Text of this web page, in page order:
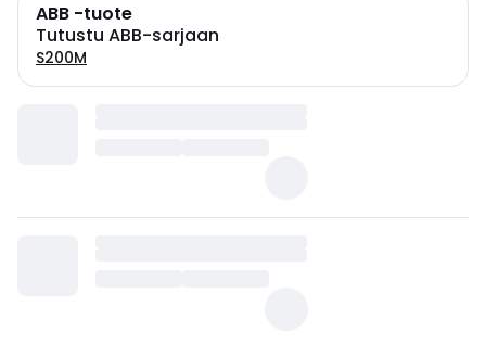
ABB -tuote
Tutustu ABB-sarjaan
S200M